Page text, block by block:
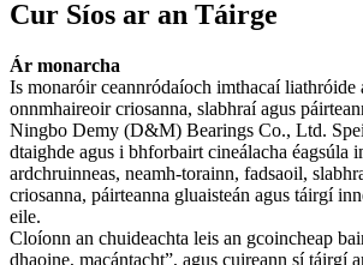
Cur Síos ar an Táirge
Ár monarcha
Is monaróir ceannródaíoch imthacaí liathróide
onnmhaireoir criosanna, slabhraí agus
Ningbo Demy (D&M) Bearings Co., Ltd.
dtaighde agus i bhforbairt cineálacha éagsúla
ardchruinneas, neamh-torainn, fadsaoil,
criosanna, páirteanna gluaisteán agus táirgí
eile.
Cloíonn an chuideachta leis an gcoincheap
dhaoine, macántacht”, agus cuireann sí táirgí